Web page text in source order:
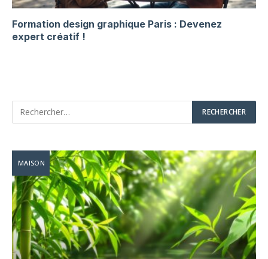
Formation design graphique Paris : Devenez
expert créatif !
MAISON